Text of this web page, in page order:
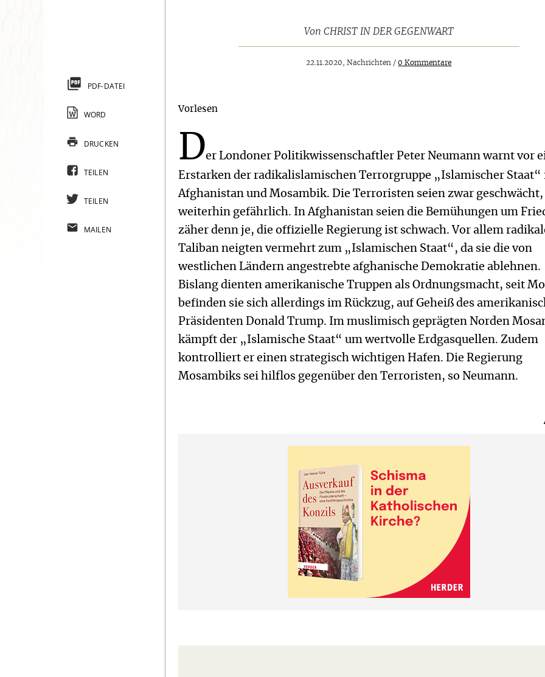
Von CHRIST IN DER GEGENWART
22.11.2020, Nachrichten /0 Kommentare
Vorlesen
Der Londoner Politikwissenschaftler Peter Neumann warnt vor
Erstarken der radikalislamischen Terrorgruppe „Islamischer Staat“
Afghanistan und Mosambik. Die Terroristen seien zwar geschwächt,
weiterhin gefährlich. In Afghanistan seien die Bemühungen um
zäher denn je, die offizielle Regierung ist schwach. Vor allem
Taliban neigten vermehrt zum „Islamischen Staat“, da sie die von
westlichen Ländern angestrebte afghanische Demokratie ablehnen.
Bislang dienten amerikanische Truppen als Ordnungsmacht, seit
befinden sie sich allerdings im Rückzug, auf Geheiß des
Präsidenten Donald Trump. Im muslimisch geprägten Norden
kämpft der „Islamische Staat“ um wertvolle Erdgasquellen. Zudem
kontrolliert er einen strategisch wichtigen Hafen. Die Regierung
Mosambiks sei hilflos gegenüber den Terroristen, so Neumann.
PDF-DATEI
WORD
DRUCKEN
TEILEN
TEILEN
MAILEN